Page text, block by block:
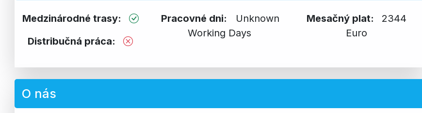
Medzinárodné trasy:
Distribučná práca:
Pracovné dni:
Unknown
Working Days
Mesačný plat:
2344
Euro
O nás